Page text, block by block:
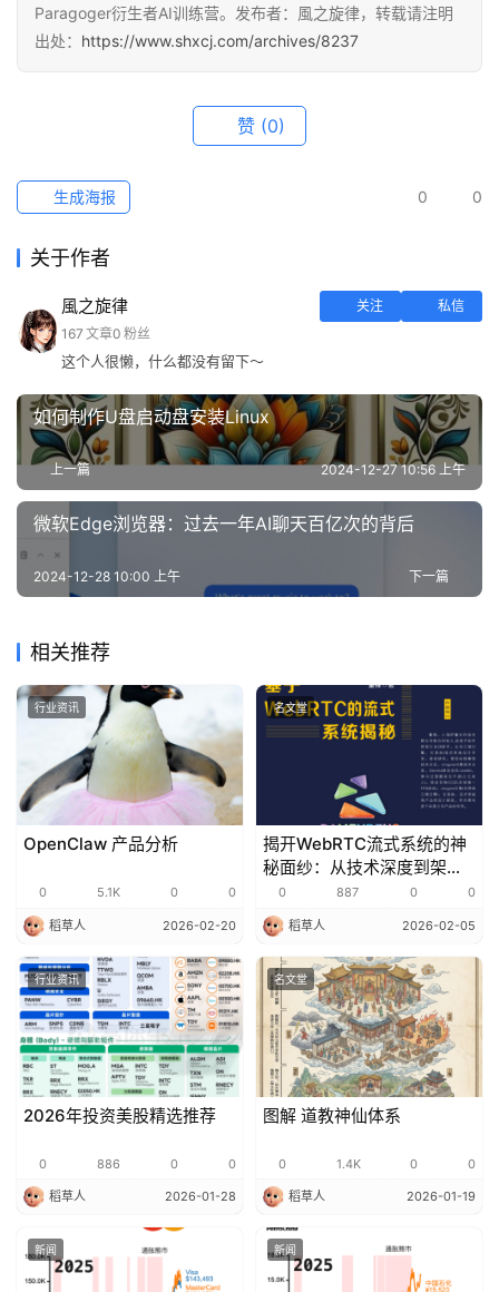
Paragoger衍生者AI训练营。发布者：風之旋律，转载请注明
出处： https://www.shxcj.com/archives/8237
赞 (0)
0 0
生成海报
关于作者
風之旋律 关注
私信
167 文章0 粉丝
这个人很懒，什么都没有留下～
如何制作U盘启动盘安装Linux
上一篇 2024-12-27 10:56 上午
微软Edge浏览器：过去一年AI聊天百亿次的背后
下一篇
2024-12-28 10:00 上午
相关推荐
行业资讯
OpenClaw 产品分析
0 5.1K 0 0
稻草人 2026-02-20
名文堂
揭开WebRTC流式系统的神
秘面纱：从技术深度到架构
创新
0 887 0 0
稻草人 2026-02-05
行业资讯
2026年投资美股精选推荐
0 886 0 0
稻草人 2026-01-28
名文堂
图解 道教神仙体系
0 1.4K 0 0
稻草人 2026-01-19
新闻 新闻